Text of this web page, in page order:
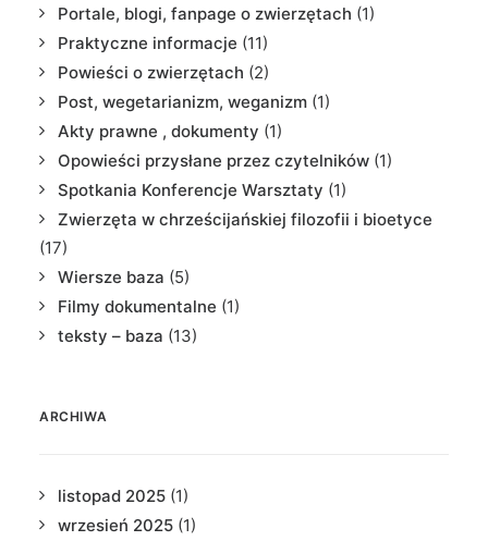
Portale, blogi, fanpage o zwierzętach (1)
Praktyczne informacje (11)
Powieści o zwierzętach (2)
Post, wegetarianizm, weganizm (1)
Akty prawne , dokumenty (1)
Opowieści przysłane przez czytelników (1)
Spotkania Konferencje Warsztaty (1)
Zwierzęta w chrześcijańskiej filozofii i bioetyce
(17)
Wiersze baza (5)
Filmy dokumentalne (1)
teksty – baza (13)
ARCHIWA
listopad 2025 (1)
wrzesień 2025 (1)